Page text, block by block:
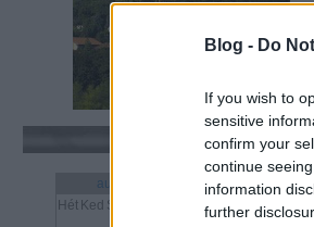
Blog - Do
If you wish to
sensitive
confirm your
continue
information
further
Naptár
augusztus 2026
Hét Ked Sze SzoVas